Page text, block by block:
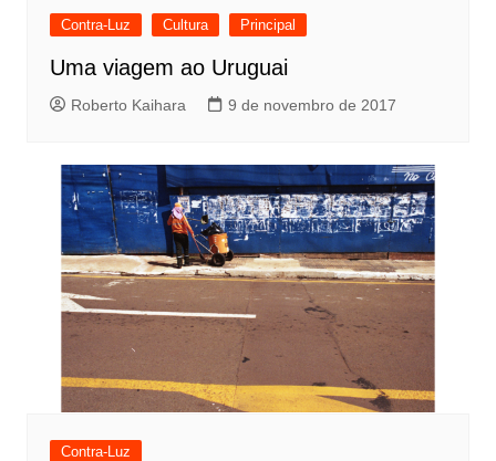
Contra-Luz Cultura Principal
Uma viagem ao Uruguai
Roberto Kaihara 9 de novembro de 2017
Contra-Luz